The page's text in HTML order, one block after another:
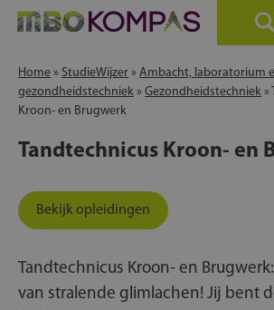
Home » StudieWijzer » Ambacht, laboratorium
gezondheidstechniek » Gezondheidstechniek »
Kroon- en Brugwerk
Tandtechnicus Kroon- en
Bekijk opleidingen
Tandtechnicus Kroon- en
van stralende glimlachen! Jij bent